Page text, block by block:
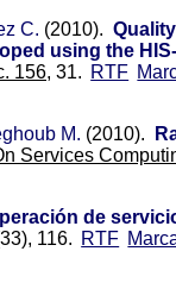
C. (2010).
using the
156, 31. RTF
M. (2010).
Services
de
116. RTF